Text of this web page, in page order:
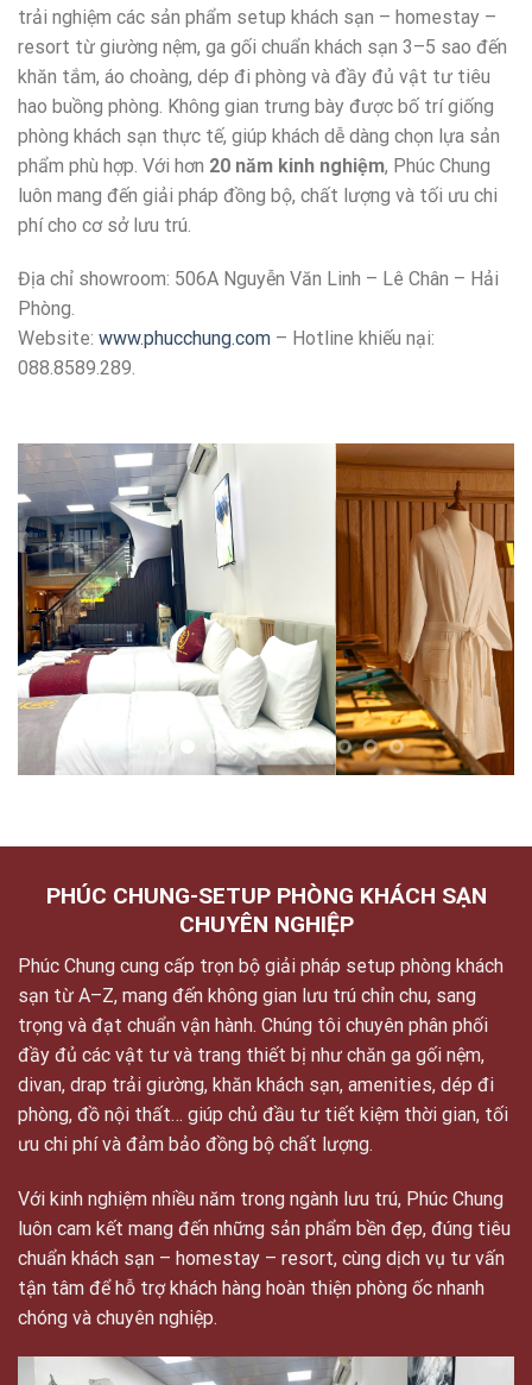
trải nghiệm các sản phẩm setup khách sạn – homestay –
resort từ giường nệm, ga gối chuẩn khách sạn 3–5 sao đến
khăn tắm, áo choàng, dép đi phòng và đầy đủ vật tư tiêu
hao buồng phòng. Không gian trưng bày được bố trí giống
phòng khách sạn thực tế, giúp khách dễ dàng chọn lựa sản
phẩm phù hợp. Với hơn 20 năm kinh nghiệm, Phúc Chung
luôn mang đến giải pháp đồng bộ, chất lượng và tối ưu chi
phí cho cơ sở lưu trú.
Địa chỉ showroom: 506A Nguyễn Văn Linh – Lê Chân – Hải
Phòng.
Website: www.phucchung.com – Hotline khiếu nại:
088.8589.289.
PHÚC CHUNG-SETUP PHÒNG KHÁCH SẠN
CHUYÊN NGHIỆP
Phúc Chung cung cấp trọn bộ giải pháp setup phòng khách
sạn từ A–Z, mang đến không gian lưu trú chỉn chu, sang
trọng và đạt chuẩn vận hành. Chúng tôi chuyên phân phối
đầy đủ các vật tư và trang thiết bị như chăn ga gối nệm,
divan, drap trải giường, khăn khách sạn, amenities, dép đi
phòng, đồ nội thất… giúp chủ đầu tư tiết kiệm thời gian, tối
ưu chi phí và đảm bảo đồng bộ chất lượng.
Với kinh nghiệm nhiều năm trong ngành lưu trú, Phúc Chung
luôn cam kết mang đến những sản phẩm bền đẹp, đúng tiêu
chuẩn khách sạn – homestay – resort, cùng dịch vụ tư vấn
tận tâm để hỗ trợ khách hàng hoàn thiện phòng ốc nhanh
chóng và chuyên nghiệp.